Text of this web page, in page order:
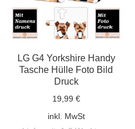
LG G4 Yorkshire Handy
Tasche Hülle Foto Bild
Druck
19,99 €
inkl. MwSt